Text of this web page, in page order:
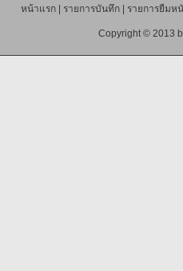
หน้าแรก| รายการบันทึก| รายการยืมห
Copyright © 2013